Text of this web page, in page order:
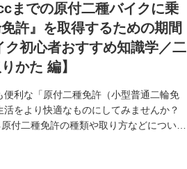
までの原付二種バイクに乗
許』を取得するための期間
初心者おすすめ知識学／二
かた 編】
利な「原付二種免許（小型普通二輪免
をより快適なものにしてみませんか？
付二種免許の種類や取り方などについて